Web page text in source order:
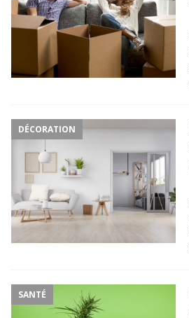
DÉCORATION
SANTÉ